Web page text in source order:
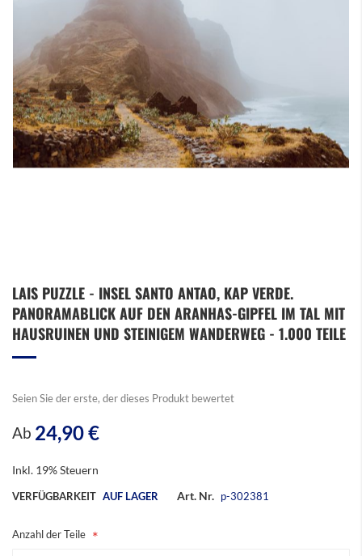
Anfang
der
Bildergalerie
LAIS PUZZLE - INSEL SANTO ANTAO, KAP VERDE.
PANORAMABLICK AUF DEN ARANHAS-GIPFEL IM TAL MIT
HAUSRUINEN UND STEINIGEM WANDERWEG - 1.000 TEILE
Seien Sie der erste, der dieses Produkt bewertet
Ab 24,90 €
Inkl. 19% Steuern
VERFÜGBARKEIT AUF LAGER Art. Nr. p-302381
Anzahl der Teile